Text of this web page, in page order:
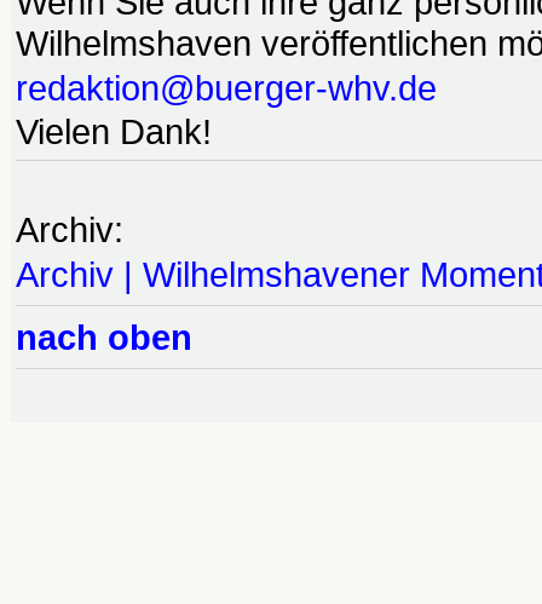
Wilhelmshaven veröffentlichen
redaktion@buerger-whv.de
Vielen Dank!
Archiv:
Archiv | Wilhelmshavener
nach oben